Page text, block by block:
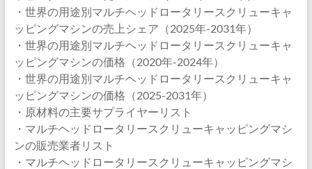
・世界の用途別マルチヘッドロータリースクリューキャ
ッピングマシンの売上シェア（2025年-2031年）
・世界の用途別マルチヘッドロータリースクリューキャ
ッピングマシンの価格（2020年-2024年）
・世界の用途別マルチヘッドロータリースクリューキャ
ッピングマシンの価格（2025-2031年）
・原材料の主要サプライヤーリスト
・マルチヘッドロータリースクリューキャッピングマシ
ンの販売業者リスト
・マルチヘッドロータリースクリューキャッピングマシ